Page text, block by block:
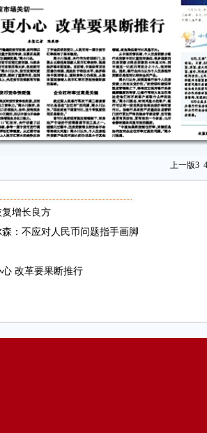
上一版3 4
增长良方
：不应对人民币问题指手画脚
改革要果断推行